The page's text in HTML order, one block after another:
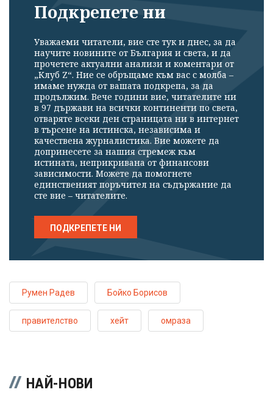
Подкрепете ни
Уважаеми читатели, вие сте тук и днес, за да
научите новините от България и света, и да
прочетете актуални анализи и коментари от
„Клуб Z“. Ние се обръщаме към вас с молба –
имаме нужда от вашата подкрепа, за да
продължим. Вече години вие, читателите ни
в 97 държави на всички континенти по света,
отваряте всеки ден страницата ни в интернет
в търсене на истинска, независима и
качествена журналистика. Вие можете да
допринесете за нашия стремеж към
истината, неприкривана от финансови
зависимости. Можете да помогнете
единственият поръчител на съдържание да
сте вие – читателите.
ПОДКРЕПЕТЕ НИ
Румен Радев Бойко Борисов
правителство хейт омраза
НАЙ-НОВИ